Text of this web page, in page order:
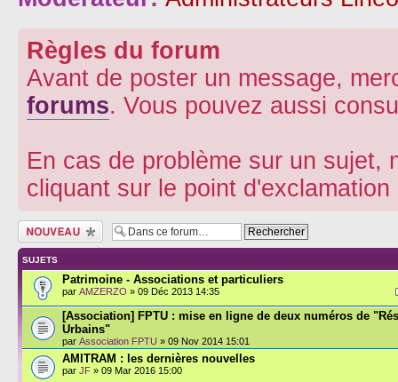
Règles du forum
Avant de poster un message,
forums. Vous pouvez aussi
En cas de problème sur un sujet,
cliquant sur le point
Écrire un nouveau
sujet
SUJETS
Patrimoine - Associations et particuliers
par AMZERZO » 09 Déc 2013 14:35
[Association] FPTU : mise en ligne de deux numéros de
Urbains"
par Association FPTU » 09 Nov 2014 15:01
AMITRAM : les dernières nouvelles
par JF » 09 Mar 2016 15:00